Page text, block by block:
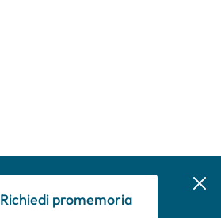
Richiedi promemoria